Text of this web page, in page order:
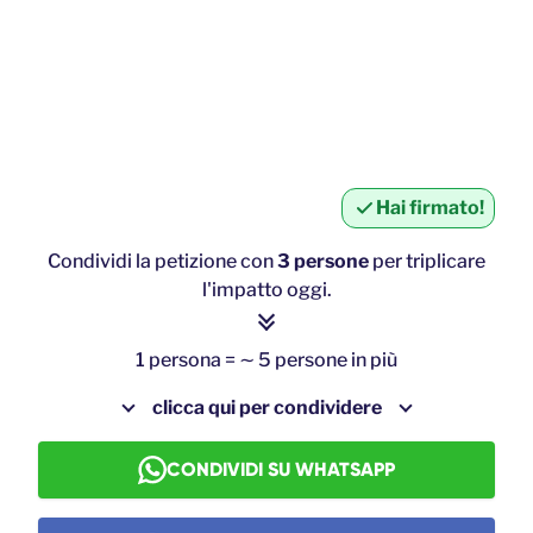
Hai firmato!
Condividi la petizione con3 persone per triplicare
l'impatto oggi.
1 persona = ∼ 5 persone in più
clicca qui per condividere
CONDIVIDI SU WHATSAPP